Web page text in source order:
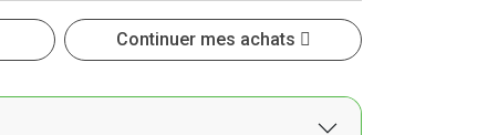
Continuer mes achats